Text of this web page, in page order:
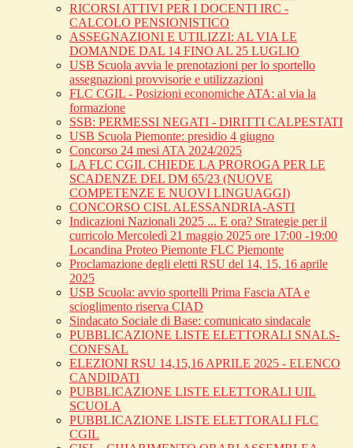
RICORSI ATTIVI PER I DOCENTI IRC -
CALCOLO PENSIONISTICO
ASSEGNAZIONI E UTILIZZI: AL VIA LE
DOMANDE DAL 14 FINO AL 25 LUGLIO
USB Scuola avvia le prenotazioni per lo sportello
assegnazioni provvisorie e utilizzazioni
FLC CGIL - Posizioni economiche ATA: al via la
formazione
SSB: PERMESSI NEGATI - DIRITTI CALPESTATI
USB Scuola Piemonte: presidio 4 giugno
Concorso 24 mesi ATA 2024/2025
LA FLC CGIL CHIEDE LA PROROGA PER LE
SCADENZE DEL DM 65/23 (NUOVE
COMPETENZE E NUOVI LINGUAGGI)
CONCORSO CISL ALESSANDRIA-ASTI
Indicazioni Nazionali 2025 ... E ora? Strategie per il
curricolo Mercoledì 21 maggio 2025 ore 17:00 -19:00
Locandina Proteo Piemonte FLC Piemonte
Proclamazione degli eletti RSU del 14, 15, 16 aprile
2025
USB Scuola: avvio sportelli Prima Fascia ATA e
scioglimento riserva CIAD
Sindacato Sociale di Base: comunicato sindacale
PUBBLICAZIONE LISTE ELETTORALI SNALS-
CONFSAL
ELEZIONI RSU 14,15,16 APRILE 2025 - ELENCO
CANDIDATI
PUBBLICAZIONE LISTE ELETTORALI UIL
SCUOLA
PUBBLICAZIONE LISTE ELETTORALI FLC
CGIL